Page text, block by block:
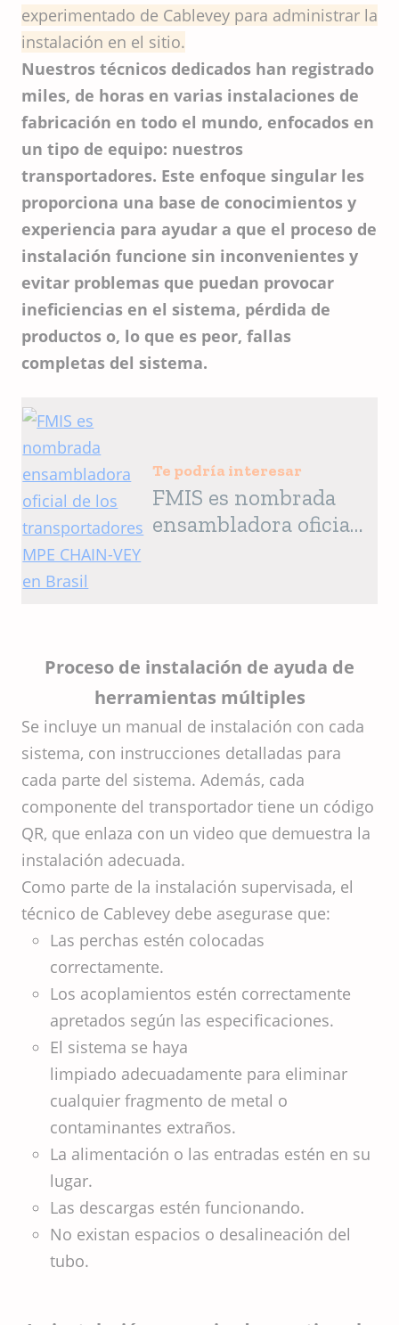
experimentado de Cablevey para administrar la
instalación en el sitio.
Nuestros técnicos dedicados han registrado
miles, de horas en varias instalaciones de
fabricación en todo el mundo, enfocados en
un tipo de equipo: nuestros
transportadores. Este enfoque singular les
proporciona una base de conocimientos y
experiencia para ayudar a que el proceso de
instalación funcione sin inconvenientes y
evitar problemas que puedan provocar
ineficiencias en el sistema, pérdida de
productos o, lo que es peor, fallas
completas del sistema.
Te podría interesar
FMIS es nombrada
ensambladora oficial
Proceso de instalación de ayuda de
herramientas múltiples
Se incluye un manual de instalación con cada
sistema, con instrucciones detalladas para
cada parte del sistema. Además, cada
componente del transportador tiene un código
QR, que enlaza con un video que demuestra la
instalación adecuada.
Como parte de la instalación supervisada, el
técnico de Cablevey debe asegurase que:
Las perchas estén colocadas
correctamente.
Los acoplamientos estén correctamente
apretados según las especificaciones.
El sistema se haya
limpiado adecuadamente para eliminar
cualquier fragmento de metal o
contaminantes extraños.
La alimentación o las entradas estén en su
lugar.
Las descargas estén funcionando.
No existan espacios o desalineación del
tubo.